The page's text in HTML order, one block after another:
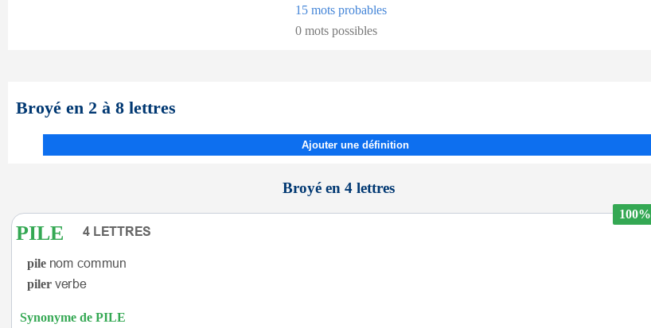
15 mots probables
0 mots possibles
Broyé en 2 à 8 lettres
Ajouter une définition
Broyé en 4 lettres
100%
PILE
pile
piler
Synonyme de PILE